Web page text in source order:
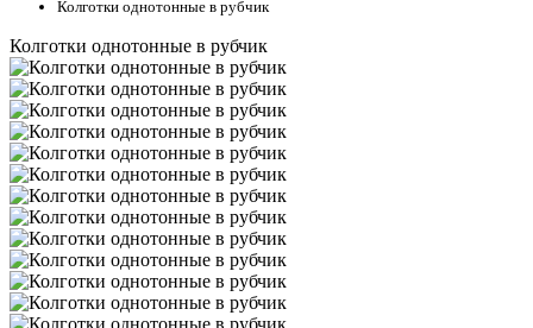
Колготки однотонные в рубчик
Колготки однотонные в рубчик